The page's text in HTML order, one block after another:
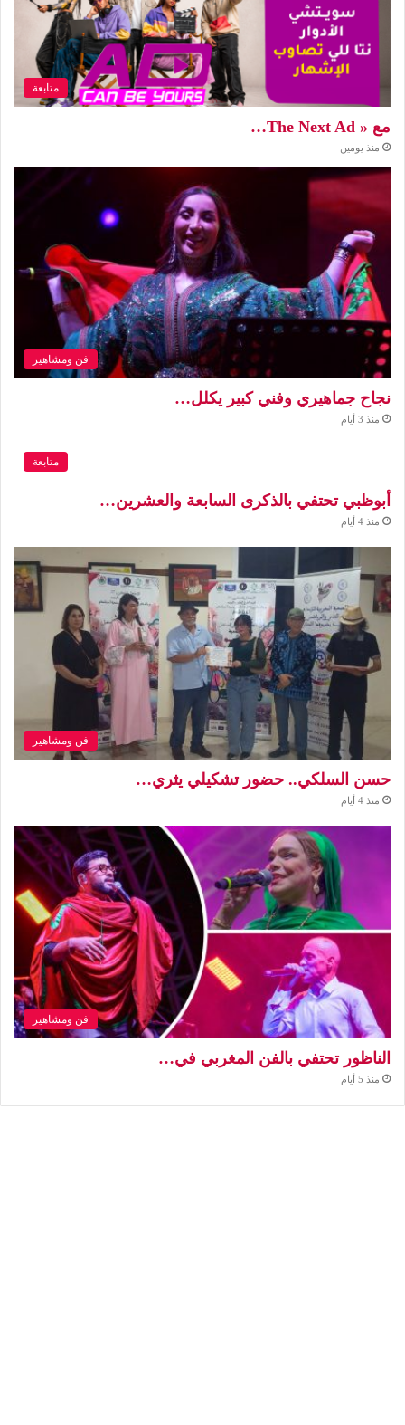
متابعة
مع « The Next Ad…
منذ يومين
فن ومشاهير
نجاح جماهيري وفني كبير يكلل…
منذ 3 أيام
متابعة
أبوظبي تحتفي بالذكرى السابعة والعشرين…
منذ 4 أيام
فن ومشاهير
حسن السلكي.. حضور تشكيلي يثري…
منذ 4 أيام
فن ومشاهير
الناظور تحتفي بالفن المغربي في…
منذ 5 أيام